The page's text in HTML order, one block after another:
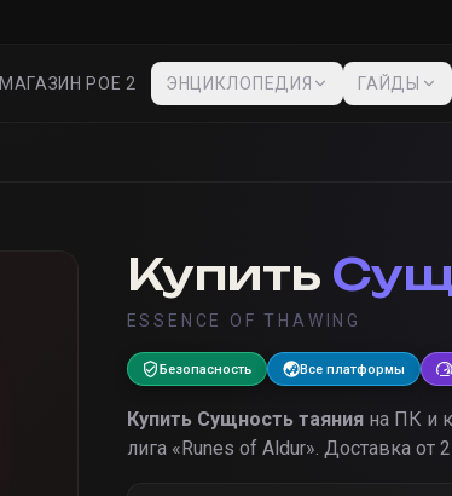
МАГАЗИН POE 2 ЭНЦИКЛОПЕДИЯ ГАЙДЫ
Купить
ESSENCE OF THAWING
Безопасность Все платформы
Купить Сущность таяния на ПК и
лига «Runes of Aldur». Доставка от